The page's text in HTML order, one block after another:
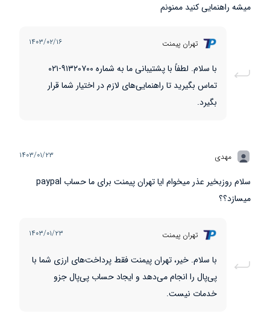
میشه راهنمایی کنید ممنونم
تهران پیمنت ۱۴۰۳/۰۲/۱۶
با سلام. لطفاً با پشتیبانی ما به شماره ۹۱۳۲۰۷۰۰-۰۲۱
تماس بگیرید تا راهنمایی‌های لازم در اختیار شما قرار
بگیرد.
مهدی ۱۴۰۳/۰۱/۲۳
سلام روزبخیر عذر میخوام ایا تهران پیمنت برای ما حساب paypal
میسازد؟؟
تهران پیمنت ۱۴۰۳/۰۱/۲۳
با سلام. خیر، تهران پیمنت فقط پرداخت‌های ارزی شما با
پی‌پال را انجام می‌دهد و ایجاد حساب پی‌پال جزو
خدمات نیست.